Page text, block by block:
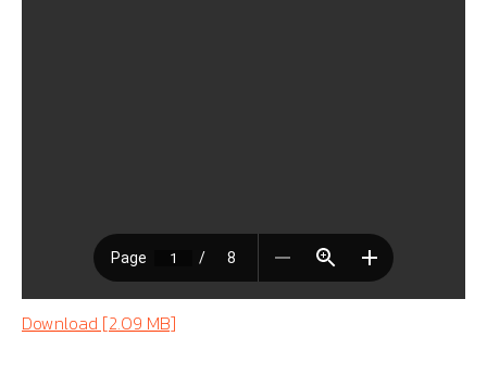
Download [2.09 MB]